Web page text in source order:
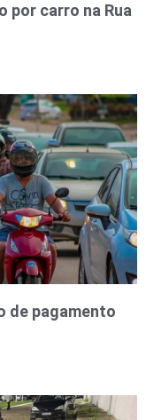
por carro na Rua
de pagamento